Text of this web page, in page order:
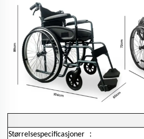
Størrelsespecificasjoner ：